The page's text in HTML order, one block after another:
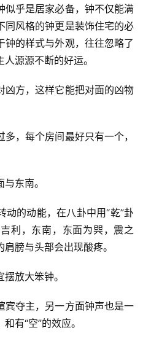
乎是居家必备，钟不仅能满
同风格的钟更是装饰住宅的必
钟的样式与外观，往往忽略了
源源不断的好运。
方，这样它能把对面的凶物
，每个房间最好只有一个，
东南。
的动能，在八卦中用“乾”卦
利，东南，东面为巺，震之
膀与头部会出现酸疼。
放大笨钟。
夺主，另一方面钟声也是一
有“空”的效应。